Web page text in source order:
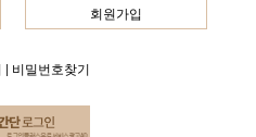
회원가입
비밀번호찾기